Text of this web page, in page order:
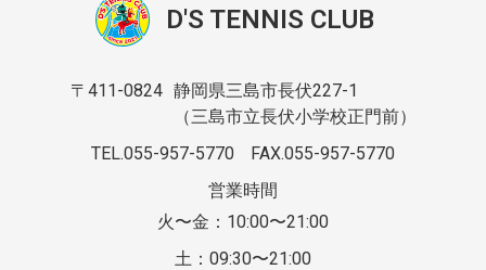
D'S TENNIS CLUB
〒411-0824 静岡県三島市長伏227-1
（三島市立長伏小学校正門前）
TEL.055-957-5770
FAX.055-957-5770
営業時間
火〜金：10:00〜21:00
土：09:30〜21:00